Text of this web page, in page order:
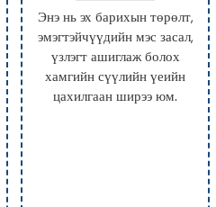
Энэ нь эх барихын төрөлт,
эмэгтэйчүүдийн мэс засал,
үзлэгт ашиглаж болох
хамгийн сүүлийн үеийн
цахилгаан ширээ юм.